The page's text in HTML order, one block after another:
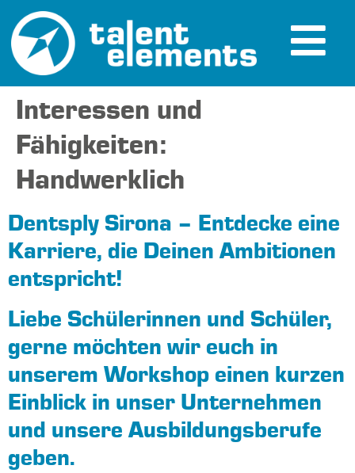
Interessen und
Fähigkeiten:
Handwerklich
Dentsply Sirona – Entdecke eine
Karriere, die Deinen Ambitionen
entspricht!
Liebe Schülerinnen und Schüler,
gerne möchten wir euch in
unserem Workshop einen kurzen
Einblick in unser Unternehmen
und unsere Ausbildungsberufe
geben.